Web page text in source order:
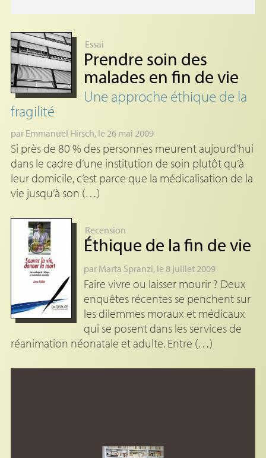
Essai
Prendre soin des
malades en fin de vie
Une approche éthique de la
fragilité
par Emmanuel Hirsch, le 26 mai 2009
Si près de 80 % des personnes meurent aujourd’hui
dans le cadre d’une institution de soin plutôt qu’à
leur domicile, c’est parce que la médicalisation de la
vie jusqu’à son (…)
Recension
Éthique de la fin de vie
par Marta Spranzi, le 8 juillet 2009
Faire vivre ou laisser mourir ? Deux
enquêtes récentes se penchent sur
les dilemmes moraux et médicaux
qui se posent dans les services de
réanimation néonatale et adulte. Entre (…)